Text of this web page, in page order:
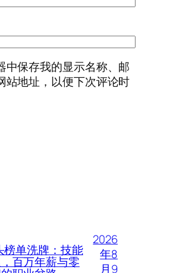
中保存我的显示名称、邮
站地址，以便下次评论时
榜单洗牌：技能
百万年薪与零
2026
年8
月9